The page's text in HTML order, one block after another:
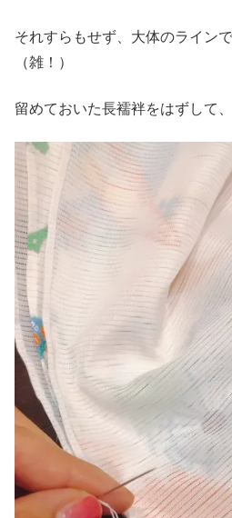
それすらもせず、大体のライン
（雑！）
留めておいた長襦袢をはずして、